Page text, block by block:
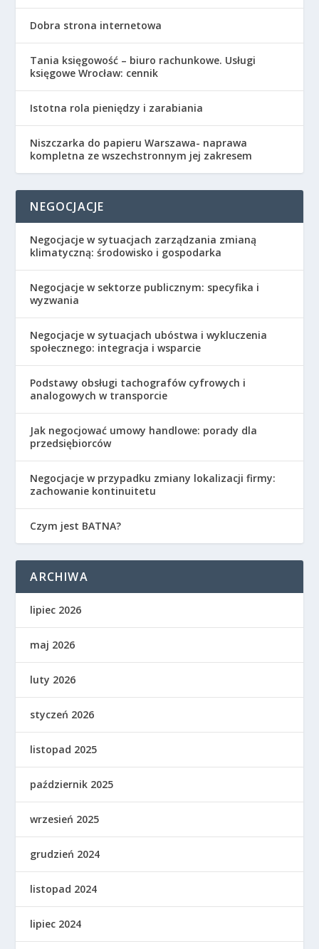
Dobra strona internetowa
Tania księgowość – biuro rachunkowe. Usługi
księgowe Wrocław: cennik
Istotna rola pieniędzy i zarabiania
Niszczarka do papieru Warszawa- naprawa
kompletna ze wszechstronnym jej zakresem
NEGOCJACJE
Negocjacje w sytuacjach zarządzania zmianą
klimatyczną: środowisko i gospodarka
Negocjacje w sektorze publicznym: specyfika i
wyzwania
Negocjacje w sytuacjach ubóstwa i wykluczenia
społecznego: integracja i wsparcie
Podstawy obsługi tachografów cyfrowych i
analogowych w transporcie
Jak negocjować umowy handlowe: porady dla
przedsiębiorców
Negocjacje w przypadku zmiany lokalizacji firmy:
zachowanie kontinuitetu
Czym jest BATNA?
ARCHIWA
lipiec 2026
maj 2026
luty 2026
styczeń 2026
listopad 2025
październik 2025
wrzesień 2025
grudzień 2024
listopad 2024
lipiec 2024